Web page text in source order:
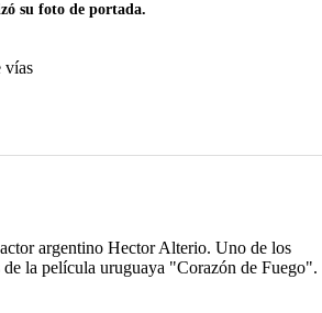
su foto de portada.
vías
argentino Hector Alterio. Uno de los
la película uruguaya "Corazón de Fuego".